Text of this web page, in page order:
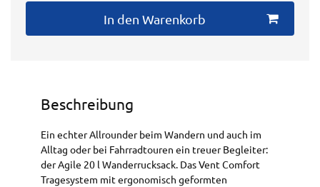
In den Warenkorb
Beschreibung
Ein echter Allrounder beim Wandern und auch im
Alltag oder bei Fahrradtouren ein treuer Begleiter:
der Agile 20 l Wanderrucksack. Das Vent Comfort
Tragesystem mit ergonomisch geformten